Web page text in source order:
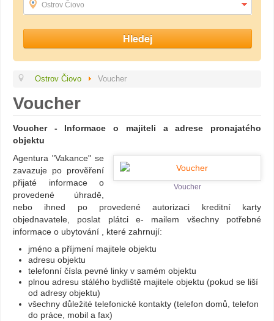
Ostrov Čiovo
Ostrov Čiovo Voucher
Voucher
Voucher - Informace o majiteli a adrese pronajatého
objektu
Voucher
Agentura "Vakance" se
zavazuje po prověření
přijaté informace o
provedené úhradě,
nebo ihned po provedené autorizaci kreditní karty
objednavatele, poslat plátci e- mailem všechny potřebné
informace o ubytování , které zahrnují:
jméno a příjmení majitele objektu
adresu objektu
telefonní čísla pevné linky v samém objektu
plnou adresu stálého bydliště majitele objektu (pokud se liší
od adresy objektu)
všechny důležité telefonické kontakty (telefon domů, telefon
do práce, mobil a fax)